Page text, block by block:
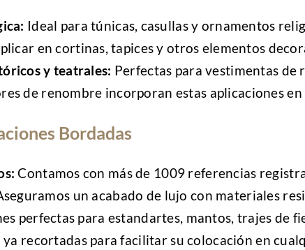
Ideal para túnicas, casullas y ornamentos
en cortinas, tapices y otros elementos
y teatrales: Perfectas para vestimentas de
de renombre incorporan estas aplicaciones en
Bordadas
Contamos con más de 1009 referencias
un acabado de lujo con materiales
perfectas para estandartes, mantos, trajes de
ya recortadas para facilitar su colocación en